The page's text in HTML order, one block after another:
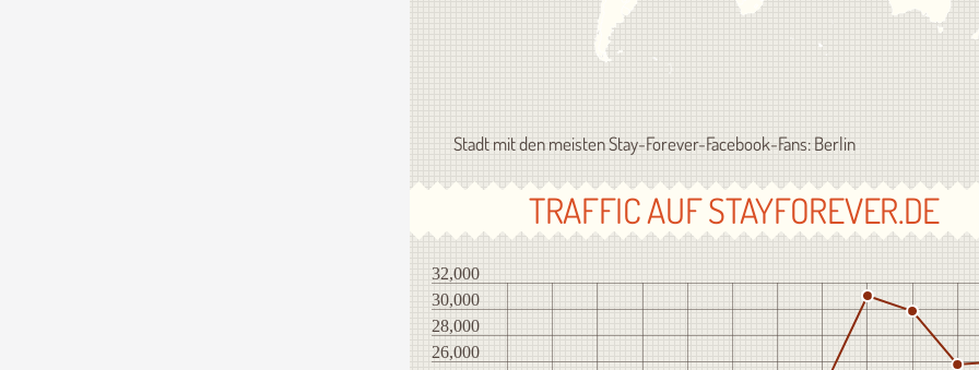
Stadt mit den meisten Stay-Forever-Facebook-Fans: Berlin
TRAFFIC AUF STAYFOREVER.DE
26,000
28,000
30,000
32,000